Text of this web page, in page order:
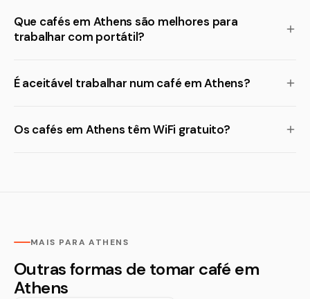
Que cafés em Athens são melhores para
trabalhar com portátil?
É aceitável trabalhar num café em Athens?
Os cafés em Athens têm WiFi gratuito?
MAIS PARA ATHENS
Outras formas de tomar café em
Athens